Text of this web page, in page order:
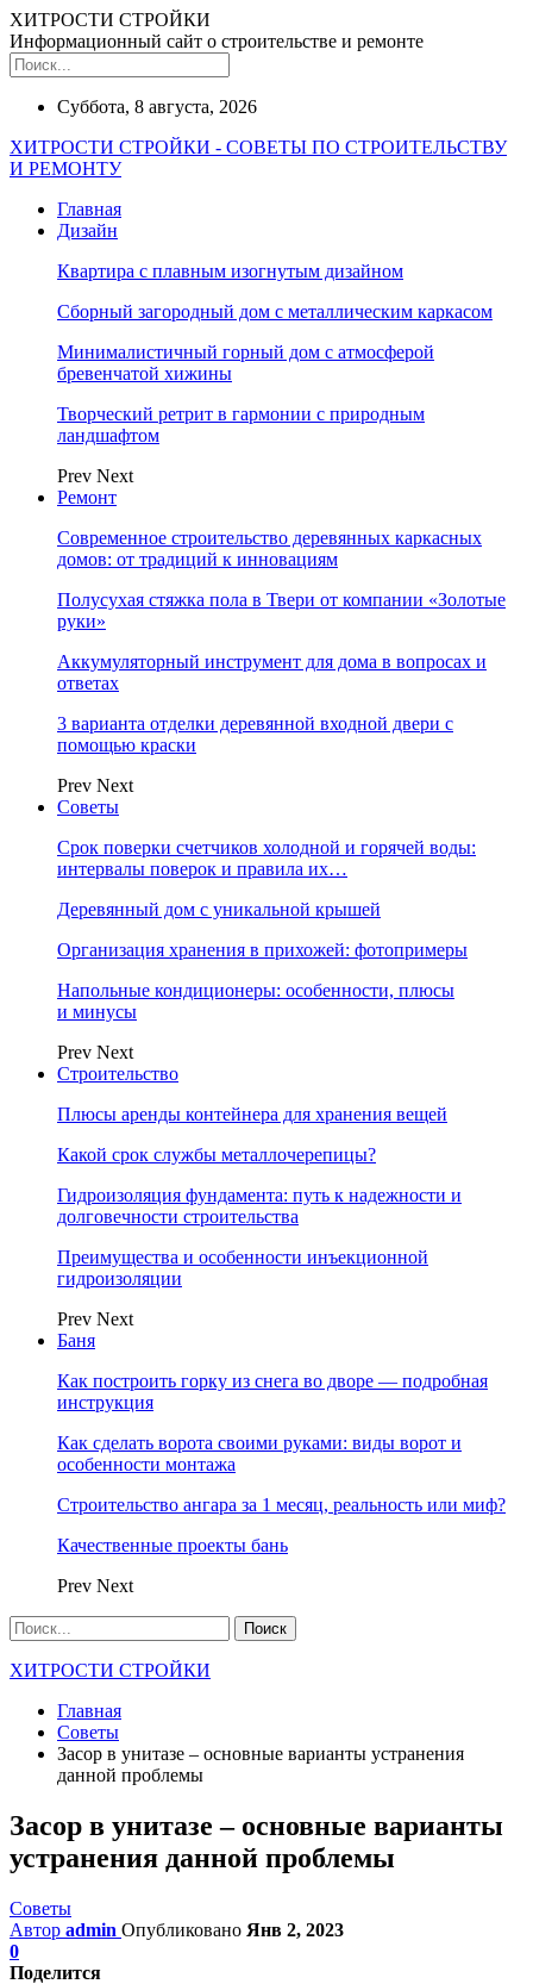
ХИТРОСТИ СТРОЙКИ
Информационный сайт о строительстве и ремонте
Суббота, 8 августа, 2026
ХИТРОСТИ СТРОЙКИ - СОВЕТЫ ПО СТРОИТЕЛЬСТВУ
И РЕМОНТУ
Главная
Дизайн
Квартира с плавным изогнутым дизайном
Сборный загородный дом с металлическим каркасом
Минималистичный горный дом с атмосферой
бревенчатой хижины
Творческий ретрит в гармонии с природным
ландшафтом
Prev Next
Ремонт
Современное строительство деревянных каркасных
домов: от традиций к инновациям
Полусухая стяжка пола в Твери от компании «Золотые
руки»
Аккумуляторный инструмент для дома в вопросах и
ответах
3 варианта отделки деревянной входной двери с
помощью краски
Prev Next
Советы
Срок поверки счетчиков холодной и горячей воды:
интервалы поверок и правила их…
Деревянный дом с уникальной крышей
Организация хранения в прихожей: фотопримеры
Напольные кондиционеры: особенности, плюсы
и минусы
Prev Next
Строительство
Плюсы аренды контейнера для хранения вещей
Какой срок службы металлочерепицы?
Гидроизоляция фундамента: путь к надежности и
долговечности строительства
Преимущества и особенности инъекционной
гидроизоляции
Prev Next
Баня
Как построить горку из снега во дворе — подробная
инструкция
Как сделать ворота своими руками: виды ворот и
особенности монтажа
Строительство ангара за 1 месяц, реальность или миф?
Качественные проекты бань
Prev Next
ХИТРОСТИ СТРОЙКИ
Главная
Советы
Засор в унитазе – основные варианты устранения
данной проблемы
Засор в унитазе – основные варианты
устранения данной проблемы
Советы
Автор admin Опубликовано Янв 2, 2023
0
Поделится